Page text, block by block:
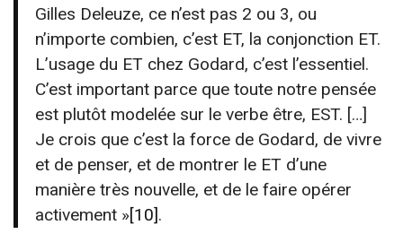
Gilles Deleuze, ce n’est pas 2 ou 3, ou
n’importe combien, c’est ET, la conjonction ET.
L’usage du ET chez Godard, c’est l’essentiel.
C’est important parce que toute notre pensée
est plutôt modelée sur le verbe être, EST. […]
Je crois que c’est la force de Godard, de vivre
et de penser, et de montrer le ET d’une
manière très nouvelle, et de le faire opérer
activement »[10].